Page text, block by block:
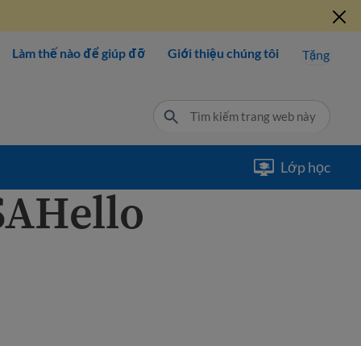
Làm thế nào để giúp đỡ Giới thiệu chúng tôi Tặng
Lớp học